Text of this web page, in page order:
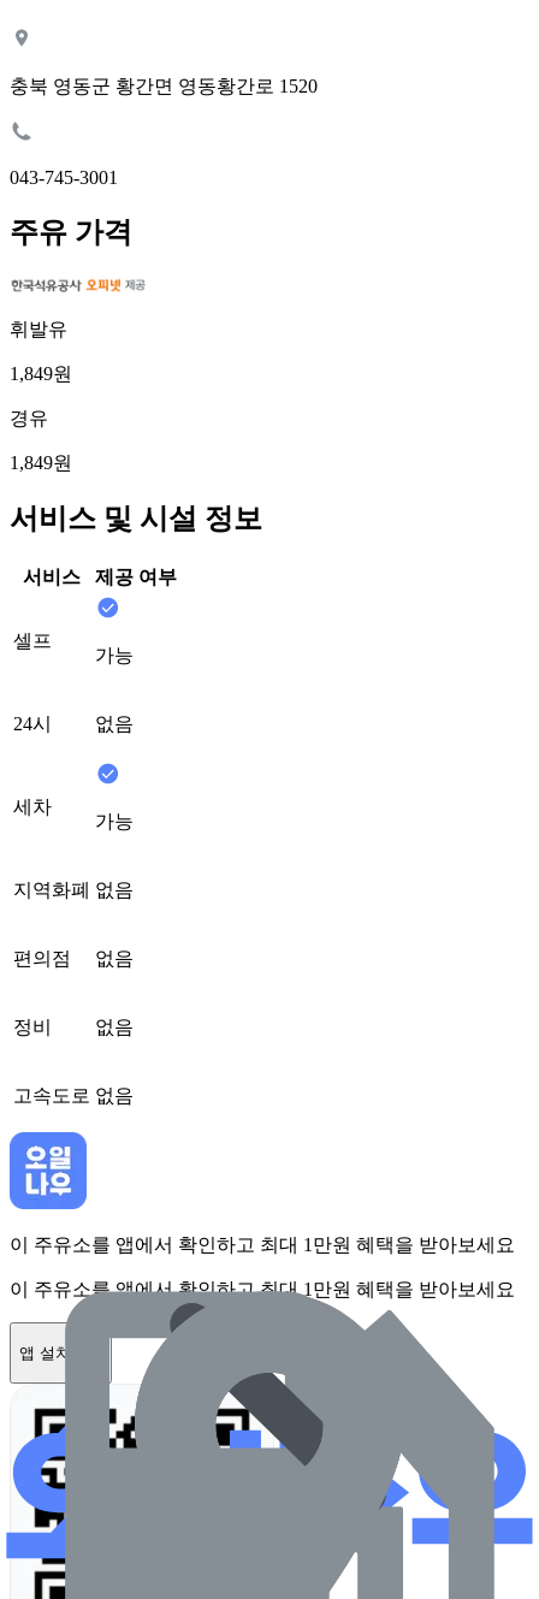
충북 영동군 황간면 영동황간로 1520
043-745-3001
주유 가격
휘발유
1,849원
경유
1,849원
서비스 및 시설 정보
서비스 제공 여부
셀프
가능
24시 없음
세차
가능
지역화폐 없음
편의점 없음
정비 없음
고속도로 없음
이 주유소를 앱에서 확인하고 최대 1만원 혜택을 받아보세요
이 주유소를 앱에서 확인하고 최대 1만원 혜택을 받아보세요
앱 설치하기